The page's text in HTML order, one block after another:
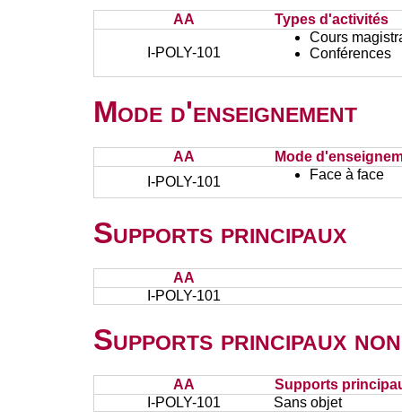
AA Types d'activités
I-POLY-101
Cours
Conférences
Mode d'enseignement
AA
Mode
I-POLY-101
Face à face
Supports principaux
AA
I-POLY-101
Supports principaux
AA
Supports
I-POLY-101
Sans objet